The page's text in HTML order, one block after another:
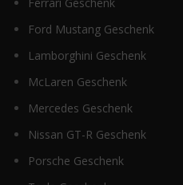
Ferrari Geschenk
Ford Mustang Geschenk
Lamborghini Geschenk
McLaren Geschenk
Mercedes Geschenk
Nissan GT-R Geschenk
Porsche Geschenk